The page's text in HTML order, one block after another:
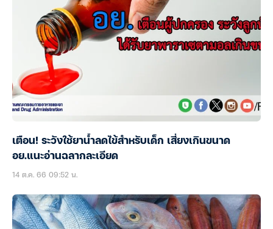
เตือน! ระวังใช้ยาน้ำลดไข้สำหรับเด็ก เสี่ยงเกินขนาด
อย.แนะอ่านฉลากละเอียด
14 ต.ค. 66 09:52 น.